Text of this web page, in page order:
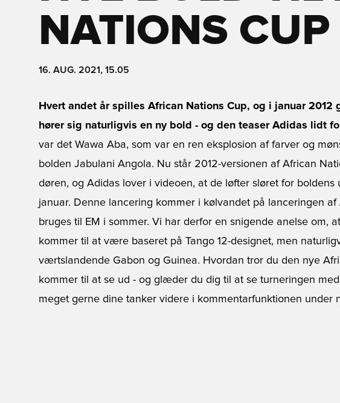
NATIONS CUP
16. AUG. 2021, 15.05
Hvert andet år spilles African Nations Cup, og i januar 2012
hører sig naturligvis en ny bold - og den teaser Adidas lidt
var det Wawa Aba, som var en ren eksplosion af farver og
bolden Jabulani Angola. Nu står 2012-versionen af African
døren, og Adidas lover i videoen, at de løfter sløret for boldens
januar. Denne lancering kommer i kølvandet på lanceringen af
bruges til EM i sommer. Vi har derfor en snigende anelse om,
kommer til at være baseret på Tango 12-designet, men
værtslandende Gabon og Guinea. Hvordan tror du den nye
kommer til at se ud - og glæder du dig til at se turneringen
meget gerne dine tanker videre i kommentarfunktionen under